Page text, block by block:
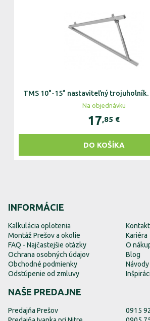
TMS 10°-15° nastaviteľný
Na objednávku
17,85 €
DO KOŠÍKA
INFORMÁCIE
Kalkulácia oplotenia
Montáž Prešov a okolie
FAQ - Najčastejšie otázky
Ochrana osobných údajov
Obchodné podmienky
Odstúpenie od zmluvy
Kontakt
Kariéra
O
Blog
Návody
NAŠE PREDAJNE
Predajňa Prešov
0915